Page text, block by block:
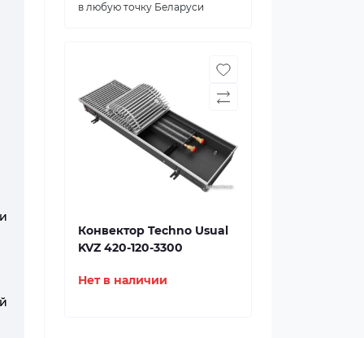
в любую точку Беларуси
Конвектор Techno Usual
KVZ 420-120-3300
Нет в наличии